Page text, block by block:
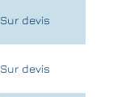
Sur devis
Sur devis